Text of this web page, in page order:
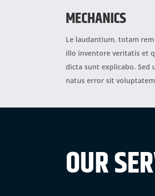
MECHANICS
Le laudantium, totam
illo inventore veritatis et
dicta sunt explicabo. Sed
natus error sit voluptatem
OUR